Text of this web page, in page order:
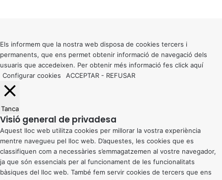
button
Els informem que la nostra web disposa de cookies tercers i
permanents, que ens permet obtenir informació de navegació dels
usuaris que accedeixen. Per obtenir més informació fes click aquí
Configurar cookies
ACCEPTAR - REFUSAR
Tanca
Visió general de privadesa
Aquest lloc web utilitza cookies per millorar la vostra experiència
mentre navegueu pel lloc web. D’aquestes, les cookies que es
classifiquen com a necessàries s’emmagatzemen al vostre navegador,
ja que són essencials per al funcionament de les funcionalitats
bàsiques del lloc web. També fem servir cookies de tercers que ens